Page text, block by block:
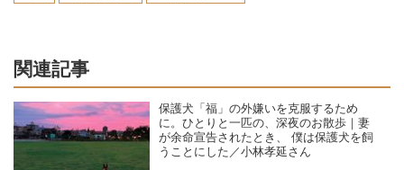
関連記事
保護犬「福」の外嫌いを克服するため
に。ひとりと一匹の、深夜のお散歩｜妻
が余命宣告されたとき、 僕は保護犬を飼
うことにした／小林孝延さん